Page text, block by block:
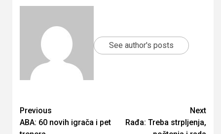
See author's posts
Continue
Reading
Previous
ABA: 60 novih igrača i pet
Next
Rađa: Treba strpljenja,